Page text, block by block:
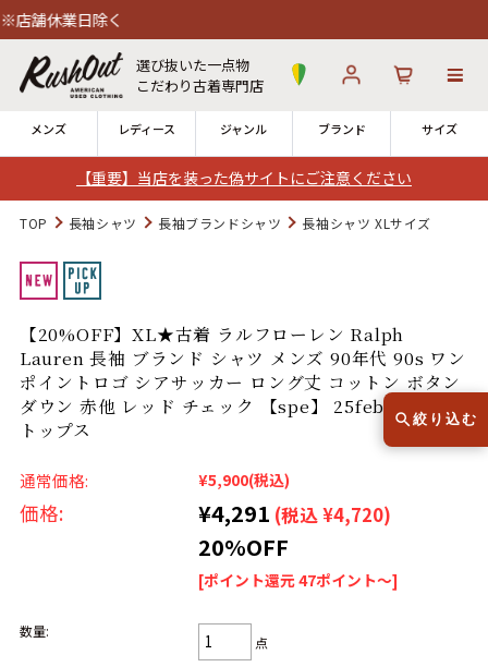
【重要】当店を装った偽サイトにご注意ください
日除く
選び抜いた一点物
こだわり古着専門店
メンズ レディース ジャンル ブランド サイズ
ログイン
店舗一覧
全国7店舗・公式通販の比較
発送について 12時までのご注文で当日出荷！
※対応不可：日祝、長期休暇、セール
Search by Hotword 今週のHOTワード（7/29〜8/4）
映画 3 ミリタリー 4 スターウォーズ
大きいサイズ
TOP 長袖シャツ 長袖ブランドシャツ 長袖シャツ XLサイズ
【20%OFF】XL★古着 ラルフローレン Ralph
Lauren 長袖 ブランド シャツ メンズ 90年代 90s ワン
ポイントロゴ シアサッカー ロング丈 コットン ボタン
ダウン 赤他 レッド チェック 【spe】 25feb20 中古
トップス
通常価格: ¥5,900(税込)
価格: ¥4,291 (税込 ¥4,720)
20%OFF
[ポイント還元 47ポイント～]
数量:
点
絞り込む